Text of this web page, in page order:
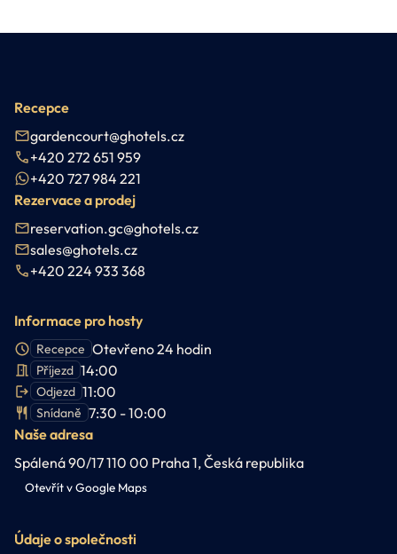
Recepce
gardencourt@ghotels.cz
+420 272 651 959
+420 727 984 221
Rezervace a prodej
reservation.gc@ghotels.cz
sales@ghotels.cz
+420 224 933 368
Informace pro hosty
Recepce Otevřeno 24 hodin
Příjezd 14:00
Odjezd 11:00
Snídaně 7:30 - 10:00
Naše adresa
Spálená 90/17 110 00 Praha 1, Česká republika
Otevřít v Google Maps
Údaje o společnosti